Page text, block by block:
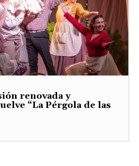
renovada y
“La Pérgola de las